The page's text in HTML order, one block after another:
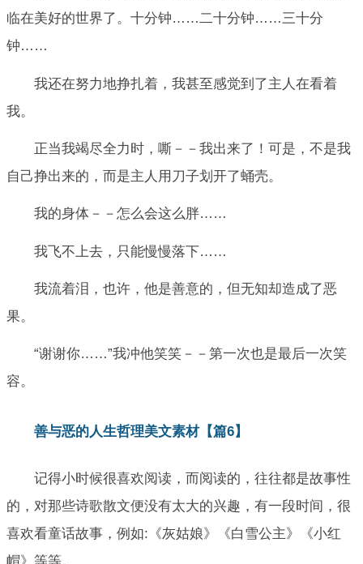
临在美好的世界了。十分钟……二十分钟……三十分
钟……
我还在努力地挣扎着，我甚至感觉到了主人在看着
我。
正当我竭尽全力时，嘶－－我出来了！可是，不是我
自己挣出来的，而是主人用刀子划开了蛹壳。
我的身体－－怎么会这么胖……
我飞不上去，只能慢慢落下……
我流着泪，也许，他是善意的，但无知却造成了恶
果。
“谢谢你……”我冲他笑笑－－第一次也是最后一次笑
容。
善与恶的人生哲理美文素材【篇6】
记得小时候很喜欢阅读，而阅读的，往往都是故事性
的，对那些诗歌散文便没有太大的兴趣，有一段时间，很
喜欢看童话故事，例如:《灰姑娘》《白雪公主》《小红